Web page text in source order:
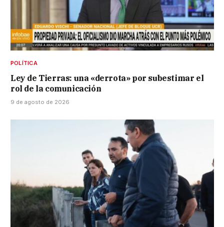
POLÍTICA
Ley de Tierras: una «derrota» por subestimar el
rol de la comunicación
9 de agosto de 2026